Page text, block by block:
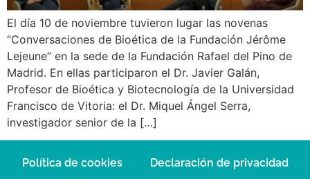
El día 10 de noviembre tuvieron lugar las novenas
“Conversaciones de Bioética de la Fundación Jérôme
Lejeune” en la sede de la Fundación Rafael del Pino de
Madrid. En ellas participaron el Dr. Javier Galán,
Profesor de Bioética y Biotecnología de la Universidad
Francisco de Vitoria: el Dr. Miquel Ángel Serra,
investigador senior de la […]
Política de cookies Declaración de privacidad